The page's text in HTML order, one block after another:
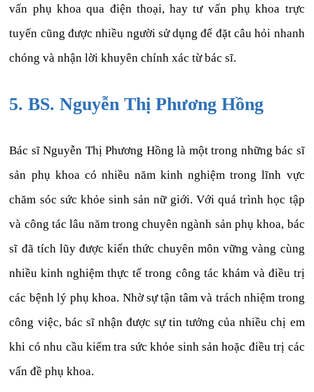
vấn phụ khoa qua điện thoại, hay tư vấn phụ khoa trực
tuyến cũng được nhiều người sử dụng để đặt câu hỏi nhanh
chóng và nhận lời khuyên chính xác từ bác sĩ.
5. BS. Nguyễn Thị Phương Hồng
Bác sĩ Nguyễn Thị Phương Hồng là một trong những bác sĩ
sản phụ khoa có nhiều năm kinh nghiệm trong lĩnh vực
chăm sóc sức khỏe sinh sản nữ giới. Với quá trình học tập
và công tác lâu năm trong chuyên ngành sản phụ khoa, bác
sĩ đã tích lũy được kiến thức chuyên môn vững vàng cùng
nhiều kinh nghiệm thực tế trong công tác khám và điều trị
các bệnh lý phụ khoa. Nhờ sự tận tâm và trách nhiệm trong
công việc, bác sĩ nhận được sự tin tưởng của nhiều chị em
khi có nhu cầu kiểm tra sức khỏe sinh sản hoặc điều trị các
vấn đề phụ khoa.